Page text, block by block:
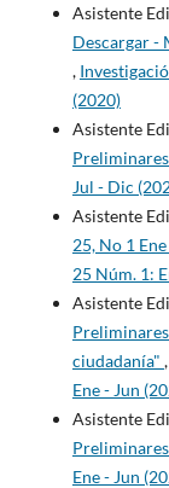
Asistente
Descargar -
,
(2020)
Asistente
Preliminares
Jul - Dic
Asistente
25, No 1
25 Núm. 1:
Asistente
ciudadanía" ,
Ene - Jun
Asistente
Preliminares
Ene - Jun